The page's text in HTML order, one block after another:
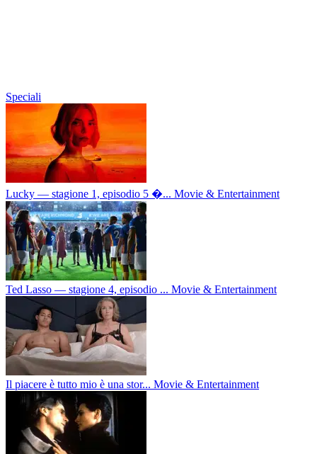
Speciali
Lucky — stagione 1, episodio 5 �... Movie & Entertainment
Ted Lasso — stagione 4, episodio ... Movie & Entertainment
Il piacere è tutto mio è una stor... Movie & Entertainment